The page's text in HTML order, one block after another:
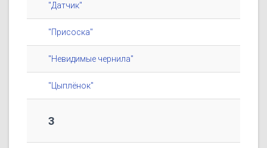
"Датчик"
"Присоска"
"Невидимые чернила"
"Цыплёнок"
3